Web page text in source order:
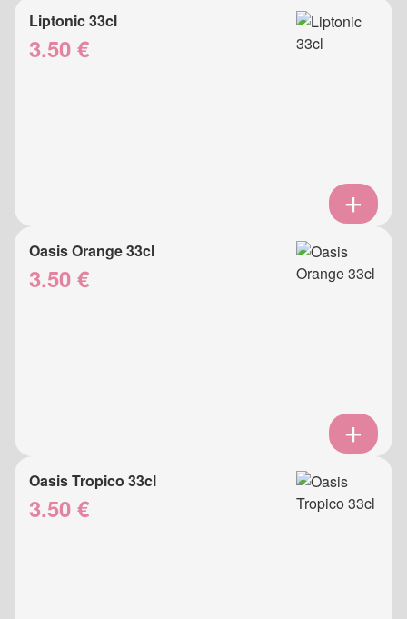
Liptonic 33cl
3.50 €
Oasis Orange 33cl
3.50 €
Oasis Tropico 33cl
3.50 €